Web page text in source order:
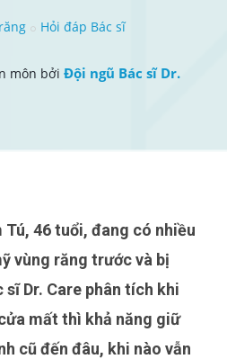
Hỏi đáp Bác sĩ
môn bởi Đội ngũ Bác sĩ Dr.
vùng răng trước và bị
Dr. Care phân tích khi
mất thì khả năng giữ
cũ đến đâu, khi nào vẫn